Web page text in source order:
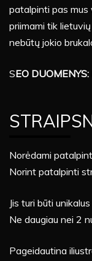
patalpinti pas mus
priimami tik
nebūtų jokio
SEO
Norėdami
Norint patalpinti
Jis turi būti unikalus
Ne daugiau nei 2
Pageidautina